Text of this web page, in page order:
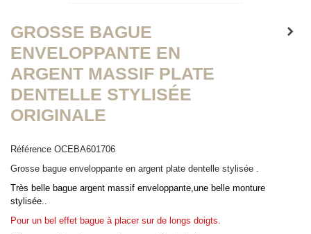
GROSSE BAGUE
ENVELOPPANTE EN
ARGENT MASSIF PLATE
DENTELLE STYLISÉE
ORIGINALE
Référence OCEBA601706
Grosse bague enveloppante en argent plate dentelle stylisée .
Très belle bague argent massif enveloppante,une belle monture
stylisée..
Pour un bel effet bague à placer sur de longs doigts.